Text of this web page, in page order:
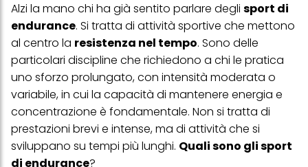
Alzi la mano chi ha già sentito parlare degli sport di
endurance. Si tratta di attività sportive che mettono
al centro la resistenza nel tempo. Sono delle
particolari discipline che richiedono a chi le pratica
uno sforzo prolungato, con intensità moderata o
variabile, in cui la capacità di mantenere energia e
concentrazione è fondamentale. Non si tratta di
prestazioni brevi e intense, ma di attività che si
sviluppano su tempi più lunghi. Quali sono gli sport
di endurance?